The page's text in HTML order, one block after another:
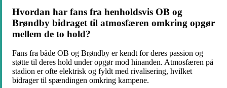
Hvordan har fans fra henholdsvis OB og
Brøndby bidraget til atmosfæren omkring opgør
mellem de to hold?
Fans fra både OB og Brøndby er kendt for deres passion og
støtte til deres hold under opgør mod hinanden. Atmosfæren på
stadion er ofte elektrisk og fyldt med rivalisering, hvilket
bidrager til spændingen omkring kampene.